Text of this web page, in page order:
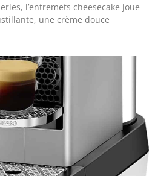
l’entremets cheesecake joue
une crème douce